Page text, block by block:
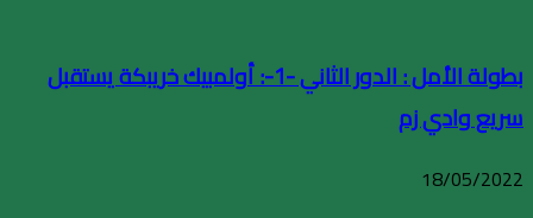
بطولة الأمل : الدور الثاني -1-: أولمبيك خريبكة يستقبل
سريع وادي زم
18/05/2022